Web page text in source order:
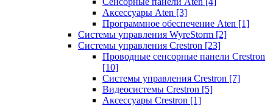
Аксессуары Aten [3]
Программное обеспечение Aten [1]
Системы управления WyreStorm [2]
Системы управления Crestron [23]
Проводные сенсорные панели Crestron
[10]
Системы управления Crestron [7]
Видеосистемы Crestron [5]
Аксессуары Crestron [1]